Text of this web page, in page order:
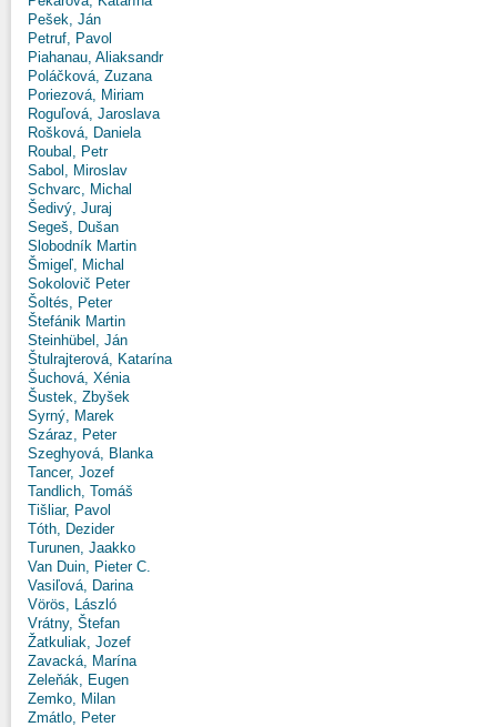
Pešek, Ján
Petruf, Pavol
Piahanau, Aliaksandr
Poláčková, Zuzana
Poriezová, Miriam
Roguľová, Jaroslava
Rošková, Daniela
Roubal, Petr
Sabol, Miroslav
Schvarc, Michal
Šedivý, Juraj
Segeš, Dušan
Slobodník Martin
Šmigeľ, Michal
Sokolovič Peter
Šoltés, Peter
Štefánik Martin
Steinhübel, Ján
Štulrajterová, Katarína
Šuchová, Xénia
Šustek, Zbyšek
Syrný, Marek
Száraz, Peter
Szeghyová, Blanka
Tancer, Jozef
Tandlich, Tomáš
Tišliar, Pavol
Tóth, Dezider
Turunen, Jaakko
Van Duin, Pieter C.
Vasiľová, Darina
Vörös, László
Vrátny, Štefan
Žatkuliak, Jozef
Zavacká, Marína
Zeleňák, Eugen
Zemko, Milan
Zmátlo, Peter